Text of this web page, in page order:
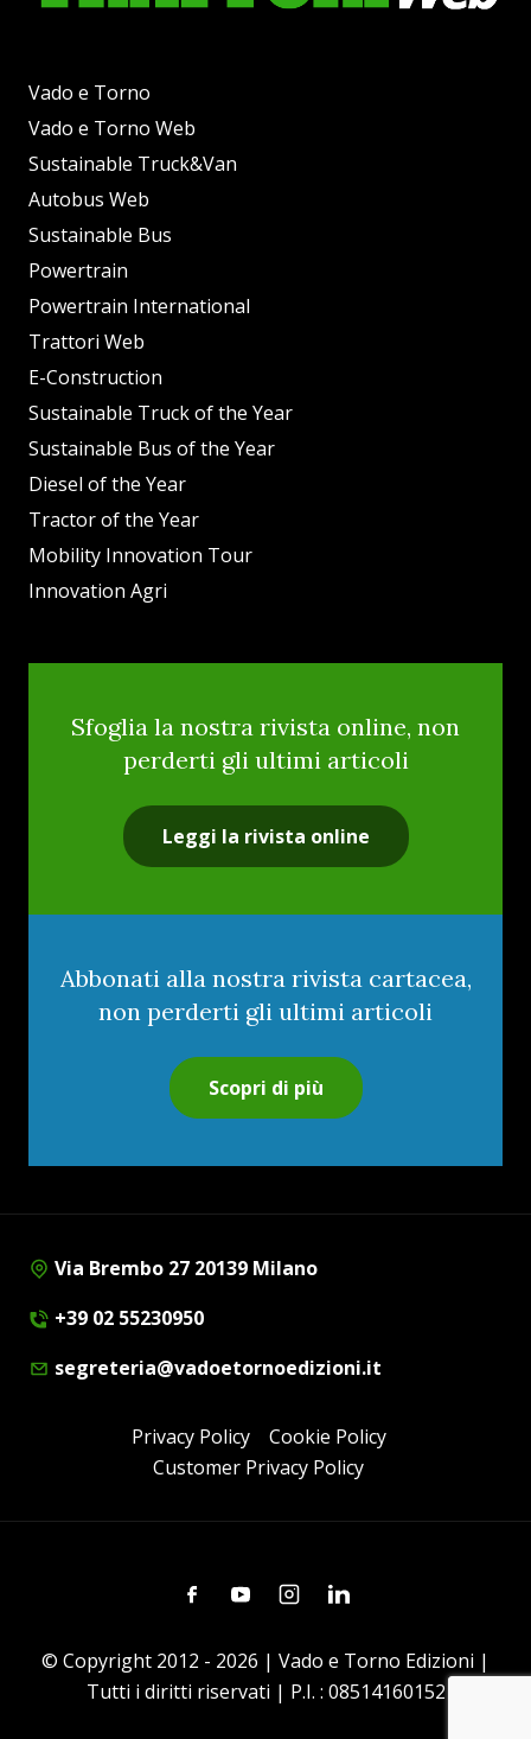
Vado e Torno
Vado e Torno Web
Sustainable Truck&Van
Autobus Web
Sustainable Bus
Powertrain
Powertrain International
Trattori Web
E-Construction
Sustainable Truck of the Year
Sustainable Bus of the Year
Diesel of the Year
Tractor of the Year
Mobility Innovation Tour
Innovation Agri
Sfoglia la nostra rivista online, non
perderti gli ultimi articoli
Leggi la rivista online
Abbonati alla nostra rivista cartacea,
non perderti gli ultimi articoli
Scopri di più
Via Brembo 27 20139 Milano
+39 02 55230950
segreteria@vadoetornoedizioni.it
Privacy Policy
Cookie Policy
Customer Privacy Policy
FacebookYoutubeInstagramLinkedin
© Copyright 2012 - 2026 | Vado e Torno Edizioni |
Tutti i diritti riservati | P.I. : 08514160152